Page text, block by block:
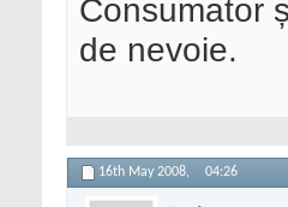
Consumator
de nevoie.
16th May 2008, 04:26